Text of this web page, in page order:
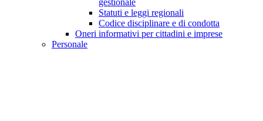
gestionale
Statuti e leggi regionali
Codice disciplinare e di condotta
Oneri informativi per cittadini e imprese
Personale